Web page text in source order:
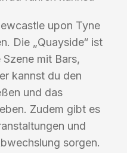
upon Tyne
Die „Quayside“ ist
mit Bars,
kannst du den
und das
Zudem gibt es
und
sorgen.